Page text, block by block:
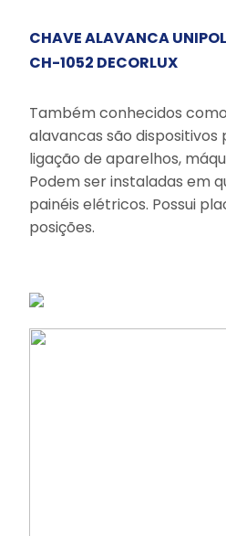
CHAVE ALAVANCA
CH-1052 DECORLUX
Também conhecidos
alavancas são
ligação de aparelhos,
Podem ser instaladas em
painéis elétricos. Possui
posições.